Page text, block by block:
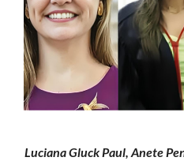
Luciana Gluck Paul, Anete